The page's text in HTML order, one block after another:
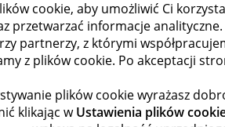
cookie, aby umożliwić Ci
przetwarzać informacje
partnerzy, z którymi
z plików cookie. Po akceptacji
plików cookie wyrażasz
klikając wUstawienia plików
do punktu- Allegro One 2
Odbioru 2